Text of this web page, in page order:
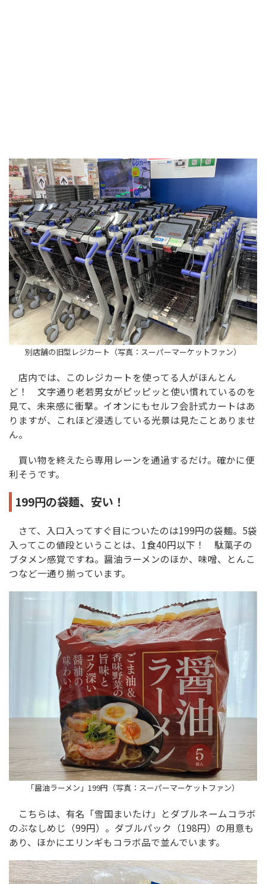
別店舗の旧型レジカート（写真：スーパーマーケットファン）
店内では、このレジカートを使ってる人がほんとん
ど！ 文字通り老若男女がピッピッと使い慣れているのを
見て、未来感に衝撃。イオンにもセルフ会計式カートはあ
りますが、これほど浸透している光景は見たことありませ
ん。
買い物を終えたら専用レーンを通過するだけ。確かに便
利そうです。
199円の袋麺、安い！
さて、入口入ってすぐ目についたのは199円の袋麺。5袋
入ってこの値段ということは、1食40円以下！ 駄菓子の
ブタメン感覚ですね。醤油ラーメンのほか、味噌、とんこ
つなど一通り揃っています。
「醤油ラーメン」199円（写真：スーパーマーケットファン）
こちらは、有名「雪国まいたけ」とダブルネームコラボ
のぶなしめじ（99円）。ダブルパック（198円）の用意も
あり、ほかにエリンギもコラボ品で並んでいます。